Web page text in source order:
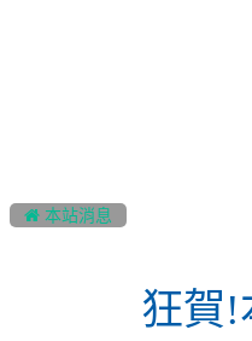
 本站消息
狂賀!